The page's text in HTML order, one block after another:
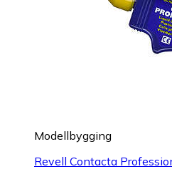
Modellbygging
Revell Contacta